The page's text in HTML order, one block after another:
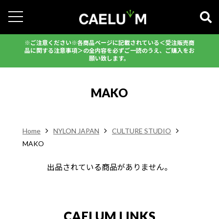
※ご注意ください※各商品ページに記載されている＜受注販売商
品に関する注意事項＞の全内容を必ずご一読のうえ、ご購入をお
願い致します。
MAKO
Home NYLON JAPAN
CULTURE STUDIO
MAKO
出品されている商品がありません。
CAELUM LINKS